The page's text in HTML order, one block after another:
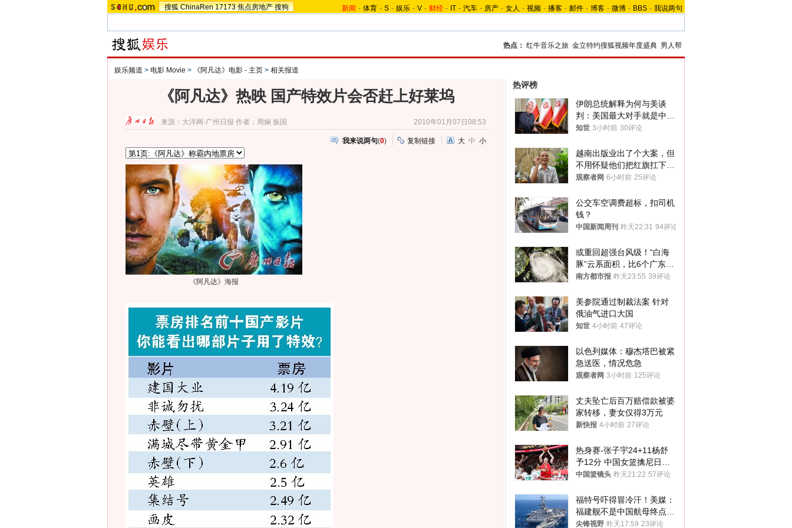
搜狐 ChinaRen 17173 焦点房地产 搜狗 新闻 - 体育 - S - 娱乐 - V - 财经 - IT - 汽车 - 房产 - 女人 - 视频 - 播客 - 邮件 - 博客 - 微博 - BBS - 我说两句
热点： 红牛音乐之旅 金立特约搜狐视频年度盛典 男人帮
娱乐频道 > 电影 Movie > 《阿凡达》电影 - 主页 > 相关报道
《阿凡达》热映 国产特效片会否赶上好莱坞
来源： 大洋网-广州日报 作者：周娴 振国 2010年01月07日08:53
我来说两句(0) 复制链接 大 中 小
《阿凡达》海报
热评榜
伊朗总统解释为何与美谈
判：美国最大对手就是中
国，但他们也在对话
知世 3小时前 30评论
越南出版业出了个大案，但
不用怀疑他们把红旗扛下去
的决心
观察者网 6小时前 25评论
公交车空调费超标，扣司机
钱？
中国新闻周刊 昨天22:31 94评论
或重回超强台风级！“白海
豚”云系面积，比6个广东还
大！深圳官方：注意这件事
南方都市报 昨天23:55 39评论
美参院通过制裁法案 针对
俄油气进口大国
知世 4小时前 47评论
以色列媒体：穆杰塔巴被紧
急送医，情况危急
观察者网 3小时前 125评论
丈夫坠亡后百万赔偿款被婆
家转移，妻女仅得3万元
新快报 4小时前 27评论
热身赛-张子宇24+11杨舒
予12分 中国女篮擒尼日利
亚
中国篮镜头 昨天21:22 57评论
福特号吓得冒冷汗！美媒：
福建舰不是中国航母终点，
而是新起点！
尖锋视野 昨天17:59 23评论